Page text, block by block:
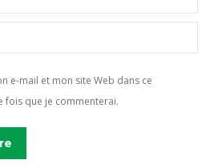
e-mail et mon site Web dans ce
fois que je commenterai.